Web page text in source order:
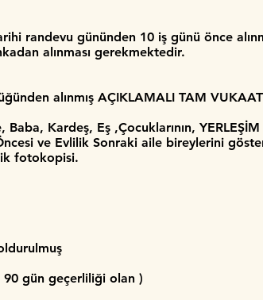
randevu gününden 10 iş günü önce
alınması gerekmektedir.
alınmış AÇIKLAMALI TAM
Kardeş, Eş ,Çocuklarının,
ve Evlilik Sonraki aile bireylerini
fotokopisi.
gün geçerliliği olan )